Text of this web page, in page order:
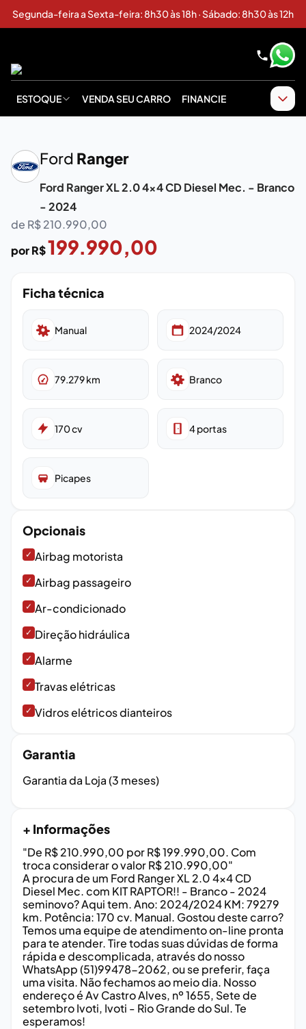
Segunda-feira a Sexta-feira: 8h30 às 18h · Sábado: 8h30 às 12h
ESTOQUE VENDA SEU CARRO FINANCIE
Ford Ranger
Ford Ranger XL 2.0 4x4 CD Diesel Mec. - Branco
- 2024
de R$210.990,00
por R$199.990,00
Ficha técnica
Manual 2024/2024
79.279km Branco
170cv 4portas
Picapes
Opcionais
✓ Airbag motorista
✓ Airbag passageiro
✓ Ar-condicionado
✓ Direção hidráulica
✓ Alarme
✓ Travas elétricas
✓ Vidros elétricos dianteiros
Garantia
Garantia da Loja (3 meses)
+ Informações
"De R$ 210.990,00 por R$ 199.990,00. Com
troca considerar o valor R$ 210.990,00"
A procura de um Ford Ranger XL 2.0 4x4 CD
Diesel Mec. com KIT RAPTOR!! - Branco - 2024
seminovo? Aqui tem. Ano: 2024/2024 KM: 79279
km. Potência: 170 cv. Manual. Gostou deste carro?
Temos uma equipe de atendimento on-line pronta
para te atender. Tire todas suas dúvidas de forma
rápida e descomplicada, através do nosso
WhatsApp (51)99478-2062, ou se preferir, faça
uma visita. Não fechamos ao meio dia. Nosso
endereço é Av Castro Alves, nº 1655, Sete de
setembro Ivoti, Ivoti - Rio Grande do Sul. Te
esperamos!